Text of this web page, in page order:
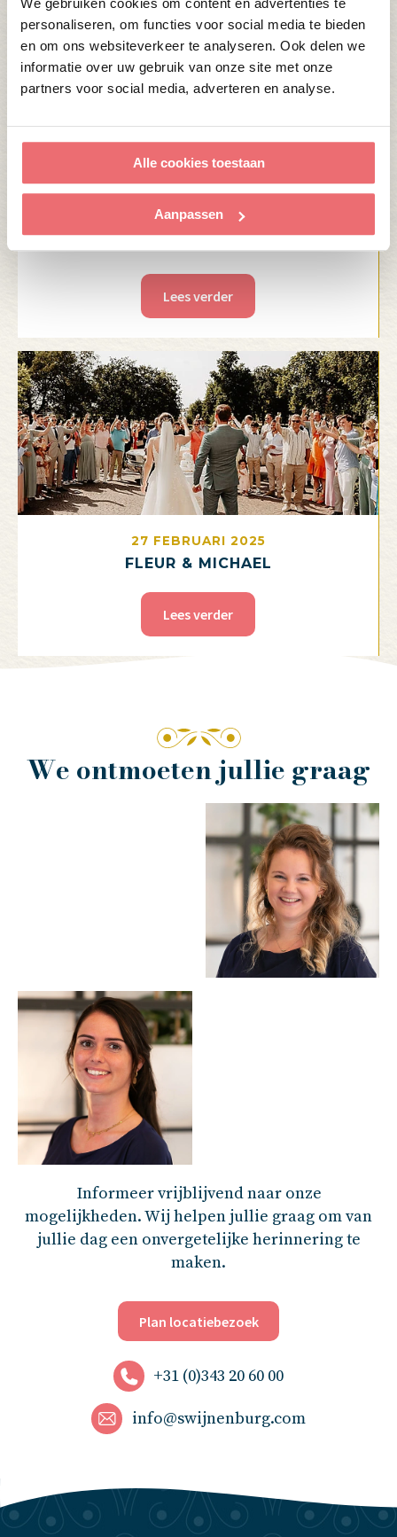
personaliseren, om functies voor social media te bieden
en om ons websiteverkeer te analyseren. Ook delen we
informatie over uw gebruik van onze site met onze
partners voor social media, adverteren en analyse.
Alle cookies toestaan
Aanpassen
6 MAART 2025
Lees verder
27 FEBRUARI 2025
FLEUR & MICHAEL
Lees verder
We ontmoeten jullie graag
Informeer vrijblijvend naar onze
mogelijkheden. Wij helpen jullie graag om van
jullie dag een onvergetelijke herinnering te
maken.
Plan locatiebezoek
+31 (0)343 20 60 00
info@swijnenburg.com